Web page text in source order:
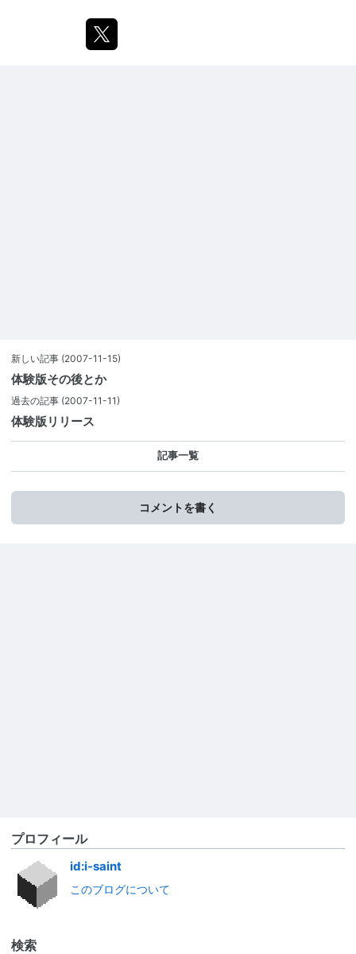
新しい記事 (2007-11-15)
体験版その後とか
過去の記事 (2007-11-11)
体験版リリース
記事一覧
コメントを書く
プロフィール
id:i-saint
このブログについて
検索